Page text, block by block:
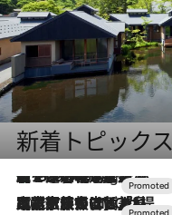
新着トピック
11 Hours Ago
【トンボの足水浴】ヒノキの香りに包まれて涼感マックス！約13℃の湧水かけ流しを避暑地「星野温泉 トンボの湯」で体験
2026.7.31
【ホテル帰省】という選択肢をOMOが提案。家族とほどよい距離を保つには「昼は実家、夜は気兼ねなくホテルで！」